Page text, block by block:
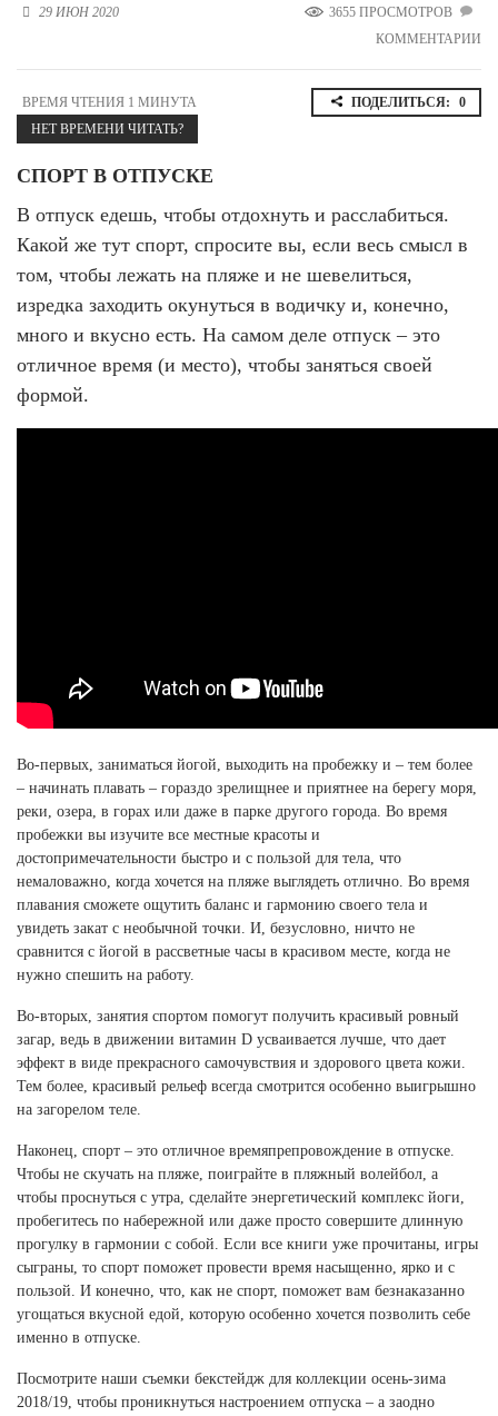
Новосибирская область (3)
Республика Башкортостан (3)
Республика Крым (1)
Республика Татарстан (2)
Ростовская область (2)
Самарская область (1)
Санкт-Петербург и ЛО (3)
Саратовская область (1)
Свердловская область (5)
Северная Осетия (2)
Томская область (1)
29 ИЮН 2020
3655 ПРОСМОТРОВ
КОММЕНТАРИИ
ВРЕМЯ ЧТЕНИЯ 1 МИНУТА
НЕТ ВРЕМЕНИ ЧИТАТЬ?
ПОДЕЛИТЬСЯ: 0
CПОРТ В ОТПУСКЕ
В отпуск едешь, чтобы отдохнуть и расслабиться.
Какой же тут спорт, спросите вы, если весь смысл в
том, чтобы лежать на пляже и не шевелиться,
изредка заходить окунуться в водичку и, конечно,
много и вкусно есть. На самом деле отпуск – это
отличное время (и место), чтобы заняться своей
формой.
Во-первых, заниматься йогой, выходить на пробежку и – тем более
– начинать плавать – гораздо зрелищнее и приятнее на берегу моря,
реки, озера, в горах или даже в парке другого города. Во время
пробежки вы изучите все местные красоты и
достопримечательности быстро и с пользой для тела, что
немаловажно, когда хочется на пляже выглядеть отлично. Во время
плавания сможете ощутить баланс и гармонию своего тела и
увидеть закат с необычной точки. И, безусловно, ничто не
сравнится с йогой в рассветные часы в красивом месте, когда не
нужно спешить на работу.
Во-вторых, занятия спортом помогут получить красивый ровный
загар, ведь в движении витамин D усваивается лучше, что дает
эффект в виде прекрасного самочувствия и здорового цвета кожи.
Тем более, красивый рельеф всегда смотрится особенно выигрышно
на загорелом теле.
Наконец, спорт – это отличное времяпрепровождение в отпуске.
Чтобы не скучать на пляже, поиграйте в пляжный волейбол, а
чтобы проснуться с утра, сделайте энергетический комплекс йоги,
пробегитесь по набережной или даже просто совершите длинную
прогулку в гармонии с собой. Если все книги уже прочитаны, игры
сыграны, то спорт поможет провести время насыщенно, ярко и с
пользой. И конечно, что, как не спорт, поможет вам безнаказанно
угощаться вкусной едой, которую особенно хочется позволить себе
именно в отпуске.
Посмотрите наши съемки бекстейдж для коллекции осень-зима
2018/19, чтобы проникнуться настроением отпуска – а заодно